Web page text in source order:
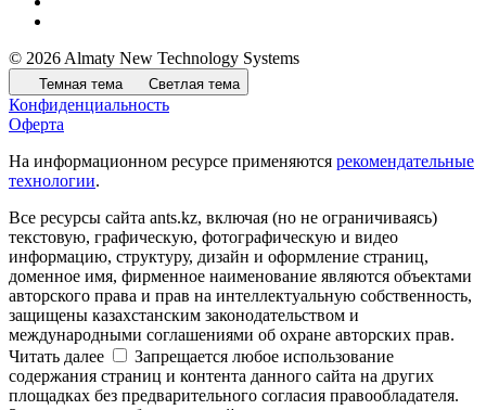
© 2026 Almaty New Technology Systems
Темная тема Светлая тема
Конфиденциальность
Оферта
На информационном ресурсе применяются рекомендательные
технологии.
Все ресурсы сайта ants.kz, включая (но не ограничиваясь)
текстовую, графическую, фотографическую и видео
информацию, структуру, дизайн и оформление страниц,
доменное имя, фирменное наименование являются объектами
авторского права и прав на интеллектуальную собственность,
защищены казахстанским законодательством и
международными соглашениями об охране авторских прав.
Читать далее
Запрещается любое использование
содержания страниц и контента данного сайта на других
площадках без предварительного согласия правообладателя.